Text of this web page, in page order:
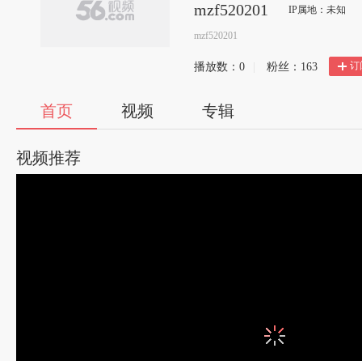
mzf520201 IP属地：未知
mzf520201
播放数： 0 粉丝： 163 订
首页 视频 专辑
视频推荐